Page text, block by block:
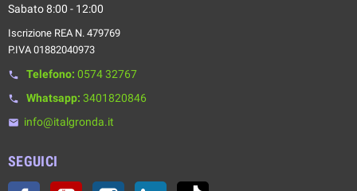
Sabato 8:00 - 12:00
Iscrizione REA N. 479769
P.IVA 01882040973
phone Telefono: 0574 32767
phone Whatsapp: 3401820846
email info@italgronda.it
SEGUICI